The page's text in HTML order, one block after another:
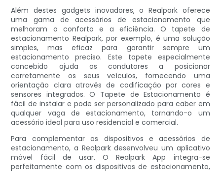
Além destes gadgets inovadores, o Realpark oferece
uma gama de acessórios de estacionamento que
melhoram o conforto e a eficiência. O tapete de
estacionamento Realpark, por exemplo, é uma solução
simples, mas eficaz para garantir sempre um
estacionamento preciso. Este tapete especialmente
concebido ajuda os condutores a posicionar
corretamente os seus veículos, fornecendo uma
orientação clara através de codificação por cores e
sensores integrados. O Tapete de Estacionamento é
fácil de instalar e pode ser personalizado para caber em
qualquer vaga de estacionamento, tornando-o um
acessório ideal para uso residencial e comercial.
Para complementar os dispositivos e acessórios de
estacionamento, a Realpark desenvolveu um aplicativo
móvel fácil de usar. O Realpark App integra-se
perfeitamente com os dispositivos de estacionamento,